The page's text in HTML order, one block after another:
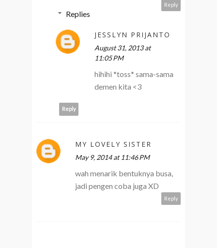
Reply
Replies
JESSLYN PRIJANTO
August 31, 2013 at
11:05 PM
hihihi *toss* sama-sama
demen kita <3
Reply
MY LOVELY SISTER
May 9, 2014 at 11:46 PM
wah menarik bentuknya busa,
jadi pengen coba juga XD
Reply